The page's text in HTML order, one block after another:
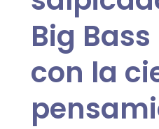
Big
con la